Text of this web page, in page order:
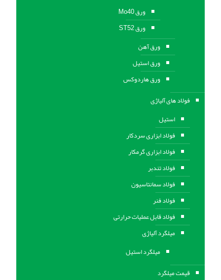
ورق Mo40
ورق ST52
ورق آهن
ورق استيل
ورق هاردوکس
فولاد های آلیاژی
استیل
فولاد ابزاری سردکار
فولاد ابزاری گرمکار
فولاد تندبر
فولاد سمانتاسیون
فولاد فنر
فولاد قابل عملیات حرارتی
ميلگرد آلیاژی
میلگرد استیل
قیمت میلگرد